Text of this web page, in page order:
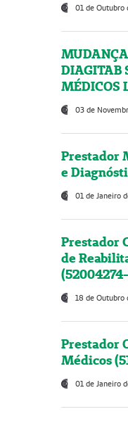
01 de Outubro
DIAGITAB
MÉDICOS
03 de
Prestador
e
01 de Janeiro
Prestador
de
18 de Outubro
Prestador
Médicos
01 de Janeiro